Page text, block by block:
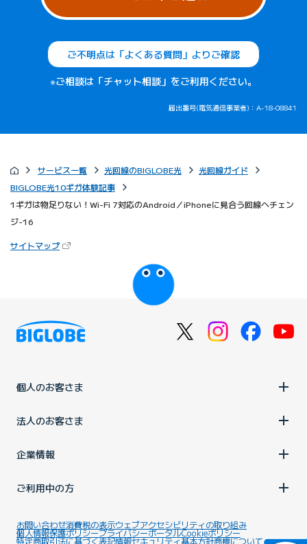
ご不明点は「よくある質問」よりご確認
※ご相談は「チャット相談」をご利用ください。
届出番号(電気通信事業者)：A-18-08841
サービス一覧 光回線のBIGLOBE光
光回線ガイド
BIGLOBE光10ギガ体験記事
1ギガは物足りない！Wi-Fi 7対応のAndroid／iPhoneに見合う回線へチェン
ジ-16
サイトマップ（新しいタブで開きます）
びっぷるのページ
個人のお客さま
法人のお客さま
企業情報
ご利用中の方
お問い合わせ消費税の表示ウェブアクセシビリティの取り組み
個人情報保護ポリシープライバシーポータルCookieポリシー
特定商取引法に基づく表記情報セキュリティ基本方針商標について